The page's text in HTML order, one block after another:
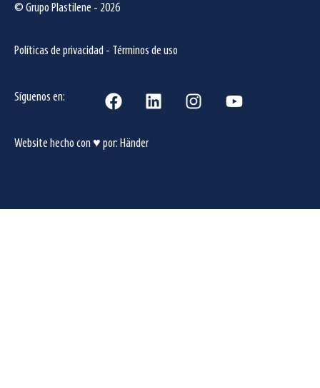
© Grupo Plastilene - 2026
Políticas de privacidad - Términos de uso
Síguenos en:
Website hecho con ♥ por: Händer